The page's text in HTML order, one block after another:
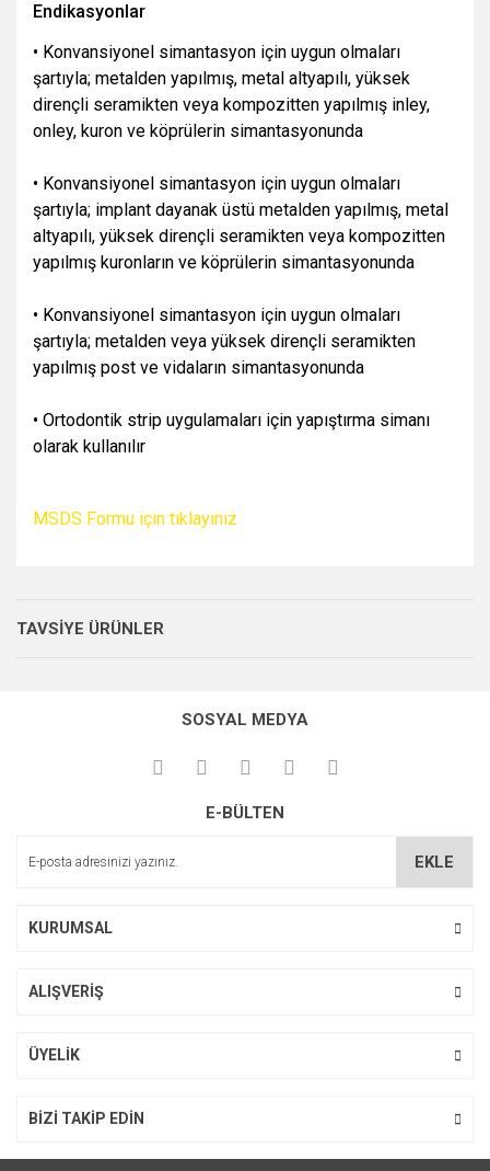
Endikasyonlar
• Konvansiyonel simantasyon için uygun olmaları
şartıyla; metalden yapılmış, metal altyapılı, yüksek
dirençli seramikten veya kompozitten yapılmış inley,
onley, kuron ve köprülerin simantasyonunda
• Konvansiyonel simantasyon için uygun olmaları
şartıyla; implant dayanak üstü metalden yapılmış, metal
altyapılı, yüksek dirençli seramikten veya kompozitten
yapılmış kuronların ve köprülerin simantasyonunda
• Konvansiyonel simantasyon için uygun olmaları
şartıyla; metalden veya yüksek dirençli seramikten
yapılmış post ve vidaların simantasyonunda
• Ortodontik strip uygulamaları için yapıştırma simanı
olarak kullanılır
MSDS Formu için tıklayınız
TAVSİYE ÜRÜNLER
SOSYAL MEDYA
E-BÜLTEN
EKLE
KURUMSAL
ALIŞVERİŞ
ÜYELİK
BİZİ TAKİP EDİN